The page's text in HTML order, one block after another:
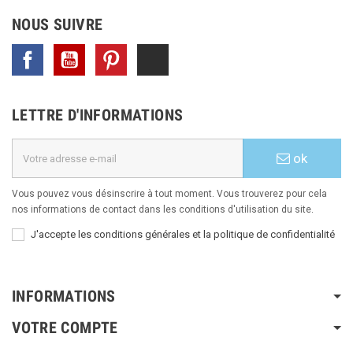
NOUS SUIVRE
Facebook YouTube
LETTRE D'INFORMATIONS
ok
Vous pouvez vous désinscrire à tout moment. Vous trouverez pour cela
nos informations de contact dans les conditions d'utilisation du site.
J'accepte les conditions générales et la politique de confidentialité
INFORMATIONS
VOTRE COMPTE